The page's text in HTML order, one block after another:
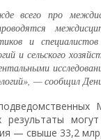
всего про
и
и сельского
— сообщил
результаты
— свыше 33,2